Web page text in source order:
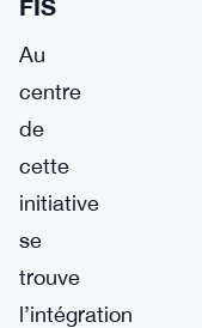
Au
centre
de
cette
initiative
se
trouve
l’intégration